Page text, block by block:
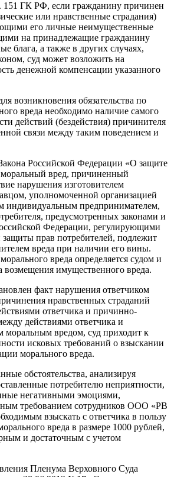
151 ГК РФ, если гражданину причинен
или нравственные страдания)
его личные неимущественные
на принадлежащие гражданину
блага, а также в других случаях,
суд может возложить на
денежной компенсации указанного
возникновения обязательства по
вреда необходимо наличие самого
действий (бездействия) причинителя
связи между таким поведением и
Российской Федерации «О защите
моральный вред, причиненный
нарушения изготовителем
уполномоченной организацией
индивидуальным предпринимателем,
предусмотренных законами и
Федерации, регулирующими
прав потребителей, подлежит
вреда при наличии его вины.
вреда определяется судом и
возмещения имущественного вреда.
факт нарушения ответчиком
нравственных страданий
ответчика и причинно-
действиями ответчика и
вредом, суд приходит к
исковых требований о взыскании
морального вреда.
обстоятельства, анализируя
потребителю неприятности,
негативными эмоциями,
требованием сотрудников ООО «РВ
взыскать с ответчика в пользу
вреда в размере 1000 рублей,
и достаточным с учетом
Пленума Верховного Суда